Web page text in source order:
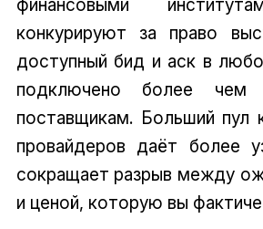
конкурируют за право
доступный бид и аск в
подключено более
поставщикам. Больший пул
провайдеров даёт более
сокращает разрыв между
и ценой, которую вы